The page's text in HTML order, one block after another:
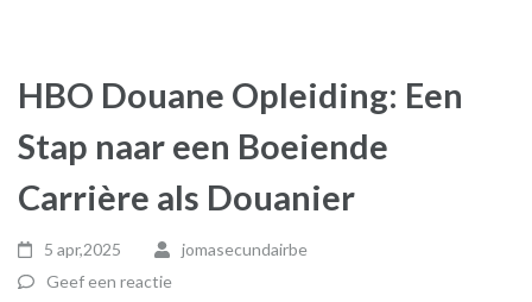
HBO Douane Opleiding: Een
Stap naar een Boeiende
Carrière als Douanier
5 apr,2025
jomasecundairbe
Geef een reactie